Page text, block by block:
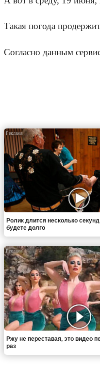
Такая погода
Согласно данным
Ролик длится несколько
будете долго
Ржу не переставая, это видео
раз